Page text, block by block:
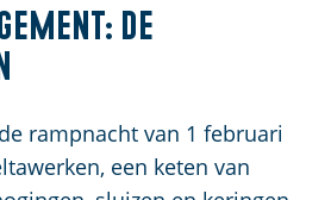
de
rampnacht van 1 februari
een keten van